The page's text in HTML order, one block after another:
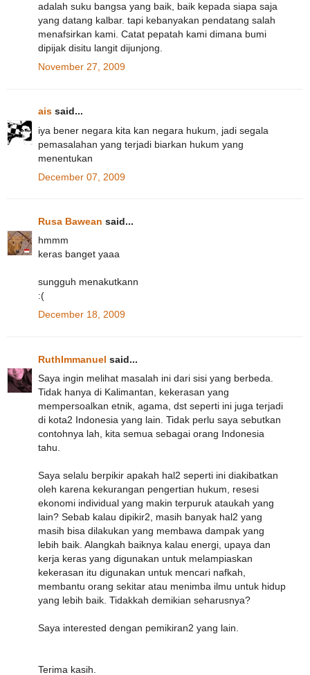
adalah suku bangsa yang baik, baik kepada siapa saja
yang datang kalbar. tapi kebanyakan pendatang salah
menafsirkan kami. Catat pepatah kami dimana bumi
dipijak disitu langit dijunjong.
November 27, 2009
ais said...
iya bener negara kita kan negara hukum, jadi segala
pemasalahan yang terjadi biarkan hukum yang
menentukan
December 07, 2009
Rusa Bawean said...
hmmm
keras banget yaaa
sungguh menakutkann
:(
December 18, 2009
RuthImmanuel said...
Saya ingin melihat masalah ini dari sisi yang berbeda.
Tidak hanya di Kalimantan, kekerasan yang
mempersoalkan etnik, agama, dst seperti ini juga terjadi
di kota2 Indonesia yang lain. Tidak perlu saya sebutkan
contohnya lah, kita semua sebagai orang Indonesia
tahu.
Saya selalu berpikir apakah hal2 seperti ini diakibatkan
oleh karena kekurangan pengertian hukum, resesi
ekonomi individual yang makin terpuruk ataukah yang
lain? Sebab kalau dipikir2, masih banyak hal2 yang
masih bisa dilakukan yang membawa dampak yang
lebih baik. Alangkah baiknya kalau energi, upaya dan
kerja keras yang digunakan untuk melampiaskan
kekerasan itu digunakan untuk mencari nafkah,
membantu orang sekitar atau menimba ilmu untuk hidup
yang lebih baik. Tidakkah demikian seharusnya?
Saya interested dengan pemikiran2 yang lain.
Terima kasih.